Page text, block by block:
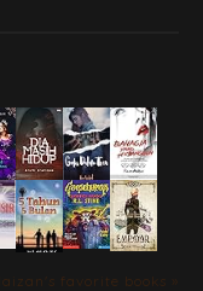
favorite books »